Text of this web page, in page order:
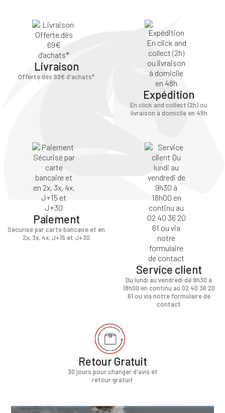
Livraison
Offerte dès 69€ d'achats*
Expédition
En click and collect (2h) ou
livraison à domicile en 48h
Paiement
Sécurisé par carte bancaire et en
2x, 3x, 4x, J+15 et J+30
Service client
Du lundi au vendredi de 9h30 à
18h00 en continu au 02 40 36 20
61 ou via notre formulaire de
contact
Retour Gratuit
30 jours pour changer d'avis et
retour gratuit
Vous devez être connecté pour enregistrer des
produits dans votre liste d'envie
SE